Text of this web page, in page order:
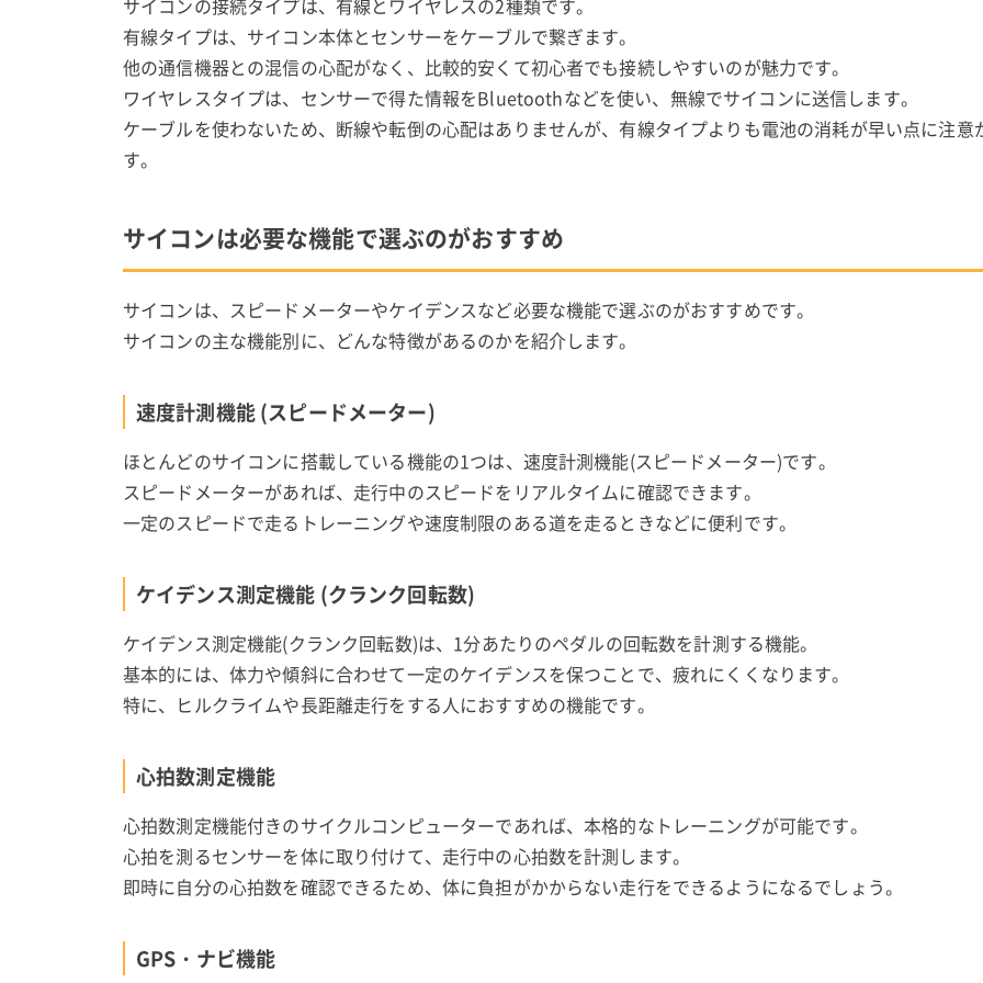
サイコンの接続タイプは、有線とワイヤレスの2種類です。
有線タイプは、サイコン本体とセンサーをケーブルで繋ぎます。
他の通信機器との混信の心配がなく、比較的安くて初心者でも接続しやすいのが魅力です。
ワイヤレスタイプは、センサーで得た情報をBluetoothなどを使い、無線でサイコンに送信します。
ケーブルを使わないため、断線や転倒の心配はありませんが、有線タイプよりも電池の消耗が早い点に注意
す。
サイコンは必要な機能で選ぶのがおすすめ
サイコンは、スピードメーターやケイデンスなど必要な機能で選ぶのがおすすめです。
サイコンの主な機能別に、どんな特徴があるのかを紹介します。
速度計測機能 (スピードメーター)
ほとんどのサイコンに搭載している機能の1つは、速度計測機能(スピードメーター)です。
スピードメーターがあれば、走行中のスピードをリアルタイムに確認できます。
一定のスピードで走るトレーニングや速度制限のある道を走るときなどに便利です。
ケイデンス測定機能 (クランク回転数)
ケイデンス測定機能(クランク回転数)は、1分あたりのペダルの回転数を計測する機能。
基本的には、体力や傾斜に合わせて一定のケイデンスを保つことで、疲れにくくなります。
特に、ヒルクライムや長距離走行をする人におすすめの機能です。
心拍数測定機能
心拍数測定機能付きのサイクルコンピューターであれば、本格的なトレーニングが可能です。
心拍を測るセンサーを体に取り付けて、走行中の心拍数を計測します。
即時に自分の心拍数を確認できるため、体に負担がかからない走行をできるようになるでしょう。
GPS・ナビ機能